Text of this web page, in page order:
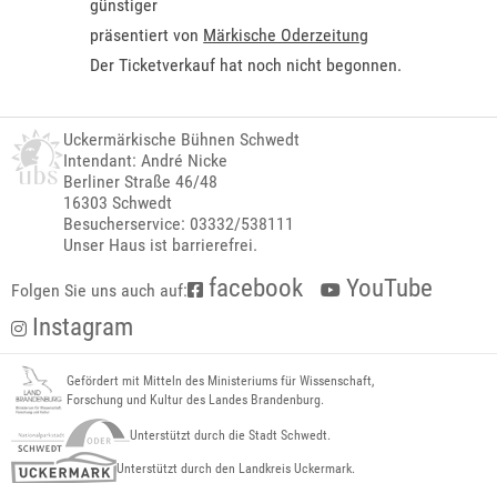
günstiger
präsentiert von Märkische Oderzeitung
Der Ticketverkauf hat noch nicht begonnen.
Uckermärkische Bühnen Schwedt
Intendant: André Nicke
Berliner Straße 46/48
16303 Schwedt
Besucherservice: 03332/538111
Unser Haus ist barrierefrei.
Folgen Sie uns auch auf: facebook
YouTube
Instagram
Gefördert mit Mitteln des Ministeriums für Wissenschaft,
Forschung und Kultur des Landes Brandenburg.
Unterstützt durch die Stadt Schwedt.
Unterstützt durch den Landkreis Uckermark.